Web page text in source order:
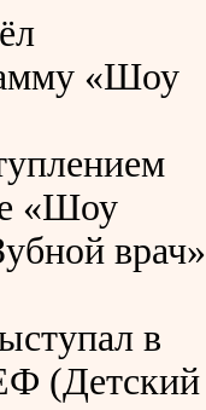
«Шоу
«Шоу
врач»
в
(Детский